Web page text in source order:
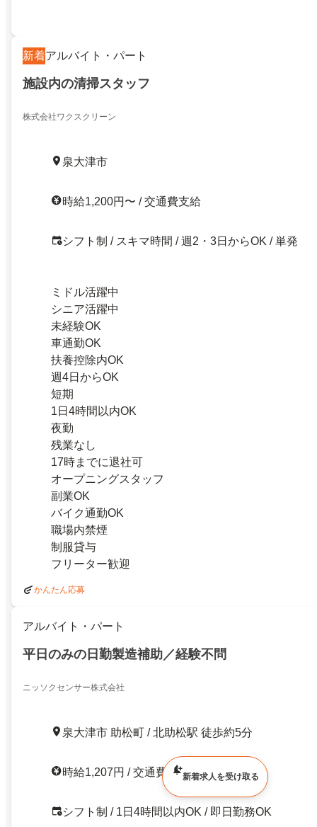
新着アルバイト・パート
施設内の清掃スタッフ
株式会社ワクスクリーン
泉大津市
時給1,200円〜 / 交通費支給
シフト制 / スキマ時間 / 週2・3日からOK / 単発
ミドル活躍中
シニア活躍中
未経験OK
車通勤OK
扶養控除内OK
週4日からOK
短期
1日4時間以内OK
夜勤
残業なし
17時までに退社可
オープニングスタッフ
副業OK
バイク通勤OK
職場内禁煙
制服貸与
フリーター歓迎
かんたん応募
アルバイト・パート
平日のみの日勤製造補助／経験不問
ニッソクセンサー株式会社
泉大津市 助松町 / 北助松駅 徒歩約5分
時給1,207円 / 交通費支給
シフト制 / 1日4時間以内OK / 即日勤務OK
新着求人を受け取る